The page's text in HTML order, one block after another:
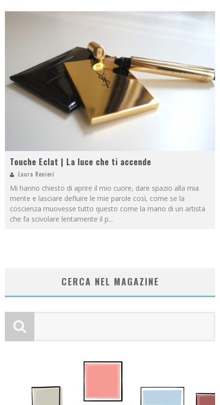
Touche Eclat | La luce che ti accende
Laura Renieri
Mi hanno chiesto di aprire il mio cuore, dare spazio alla mia
mente e lasciare defluire le mie parole così, come se la
coscienza muovesse tutto questo come la mano di un artista
che fa scivolare lentamente il p...
CERCA NEL MAGAZINE